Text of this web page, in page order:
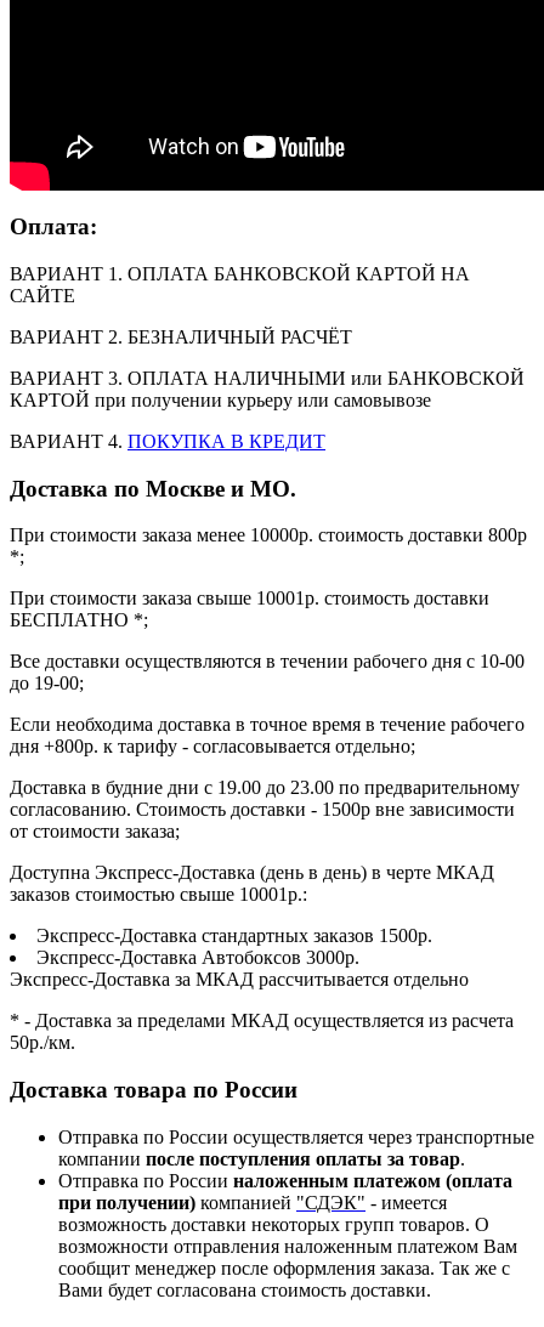
Оплата:
ВАРИАНТ 1. ОПЛАТА БАНКОВСКОЙ КАРТОЙ НА
САЙТЕ
ВАРИАНТ 2. БЕЗНАЛИЧНЫЙ РАСЧЁТ
ВАРИАНТ 3. ОПЛАТА НАЛИЧНЫМИ или БАНКОВСКОЙ
КАРТОЙ при получении курьеру или самовывозе
ВАРИАНТ 4. ПОКУПКА В КРЕДИТ
Доставка по Москве и МО.
При стоимости заказа менее 10000р. стоимость доставки 800р
*;
При стоимости заказа свыше 10001р. стоимость доставки
БЕСПЛАТНО *;
Все доставки осуществляются в течении рабочего дня с 10-00
до 19-00;
Если необходима доставка в точное время в течение рабочего
дня +800р. к тарифу - согласовывается отдельно;
Доставка в будние дни с 19.00 до 23.00 по предварительному
согласованию. Стоимость доставки - 1500р вне зависимости
от стоимости заказа;
Доступна Экспресс-Доставка (день в день) в черте МКАД
заказов стоимостью свыше 10001р.:
Экспресс-Доставка стандартных заказов 1500р.
Экспресс-Доставка Автобоксов 3000р.
Экспресс-Доставка за МКАД рассчитывается отдельно
* - Доставка за пределами МКАД осуществляется из расчета
50р./км.
Доставка товара по России
Отправка по России осуществляется через транспортные
компании после поступления оплаты за товар.
Отправка по России наложенным платежом (оплата
при получении) компанией "СДЭК" - имеется
возможность доставки некоторых групп товаров. О
возможности отправления наложенным платежом Вам
сообщит менеджер после оформления заказа. Так же с
Вами будет согласована стоимость доставки.